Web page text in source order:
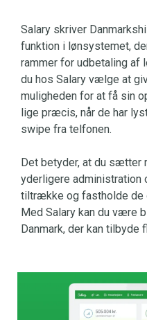
Salary skriver
funktion i lønsystemet,
rammer for udbetaling af
du hos Salary vælge at
muligheden for at få sin
lige præcis, når de har
swipe fra telfonen.
Det betyder, at du sætter
yderligere administration
tiltrække og fastholde de
Med Salary kan du være
Danmark, der kan tilbyde